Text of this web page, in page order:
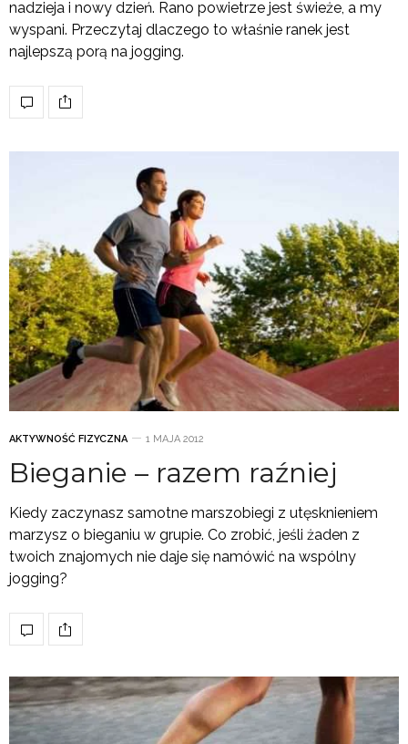
nadzieja i nowy dzień. Rano powietrze jest świeże, a my
wyspani. Przeczytaj dlaczego to właśnie ranek jest
najlepszą porą na jogging.
AKTYWNOŚĆ FIZYCZNA 1 MAJA 2012
Bieganie – razem raźniej
Kiedy zaczynasz samotne marszobiegi z utęsknieniem
marzysz o bieganiu w grupie. Co zrobić, jeśli żaden z
twoich znajomych nie daje się namówić na wspólny
jogging?